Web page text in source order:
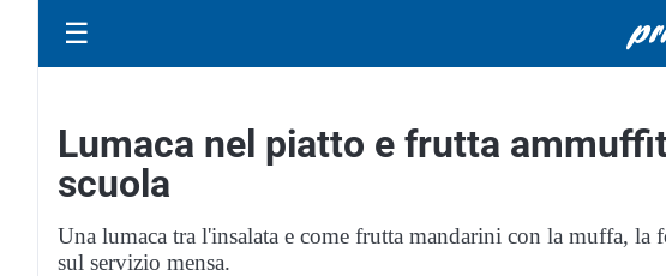
☰
Lumaca nel piatto e frutta
scuola
Una lumaca tra l'insalata e come frutta mandarini con la muffa, la
sul servizio mensa.